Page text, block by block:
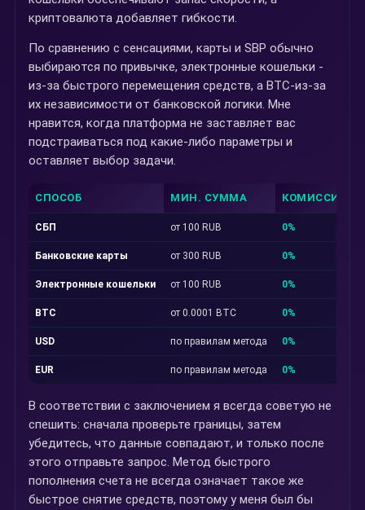
криптовалюта добавляет гибкости.
По сравнению с сенсациями, карты и SBP обычно
выбираются по привычке, электронные кошельки -
из-за быстрого перемещения средств, а BTC-из-за
их независимости от банковской логики. Мне
нравится, когда платформа не заставляет вас
подстраиваться под какие-либо параметры и
оставляет выбор задачи.
СПОСОБ МИН. СУММА КОМИССИЯ
СБП от 100 RUB 0%
Банковские карты от 300 RUB 0%
Электронные кошельки от 100 RUB 0%
BTC от 0.0001 BTC 0%
USD по правилам метода 0%
EUR по правилам метода 0%
В соответствии с заключением я всегда советую не
спешить: сначала проверьте границы, затем
убедитесь, что данные совпадают, и только после
этого отправьте запрос. Метод быстрого
пополнения счета не всегда означает такое же
быстрое снятие средств, поэтому у меня был бы